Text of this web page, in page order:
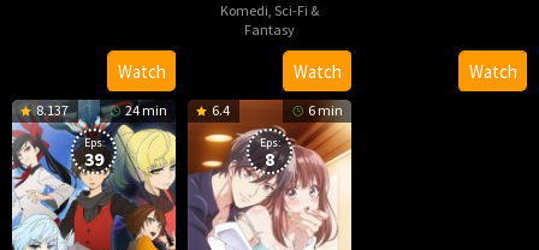
07-
Watch
Komedi, Sci-Fi &
Fantasy
2026-
07-
23
Watch
10-
Watch
8.137 24 min
Eps:
39
6.4 6 min
Eps:
8